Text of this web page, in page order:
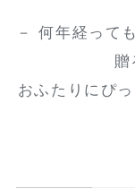
－ 何年経って
贈
おふたりにぴ